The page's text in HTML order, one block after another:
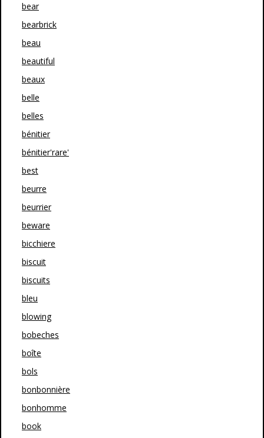
bear
bearbrick
beau
beautiful
beaux
belle
belles
bénitier
bénitier'rare'
best
beurre
beurrier
beware
bicchiere
biscuit
biscuits
bleu
blowing
bobeches
boîte
bols
bonbonnière
bonhomme
book